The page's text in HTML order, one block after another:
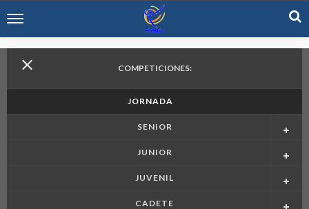
COMPETICIONES:
JORNADA
SENIOR
JUNIOR
JUVENIL
CADETE